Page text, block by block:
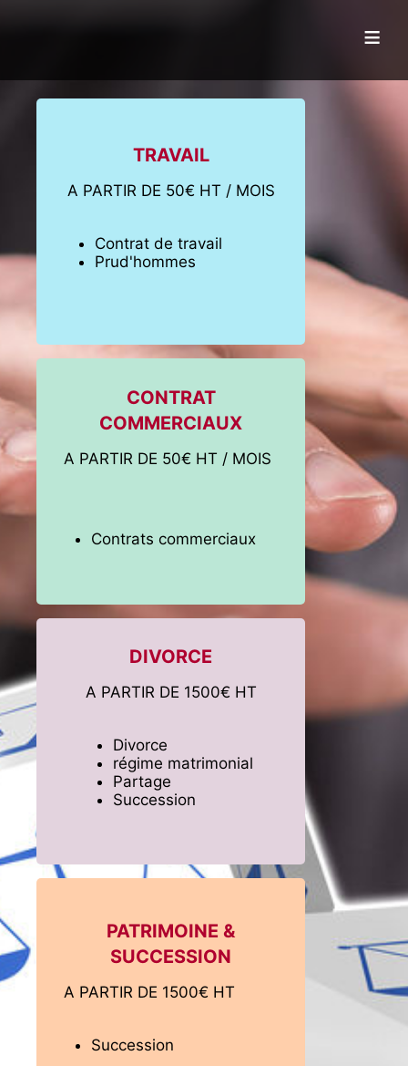
≡
TRAVAIL
A PARTIR DE 50€ HT / MOIS
Contrat de travail
Prud'hommes
CONTRAT
COMMERCIAUX
A PARTIR DE 50€ HT / MOIS
Contrats commerciaux
DIVORCE
A PARTIR DE 1500€ HT
Divorce
régime matrimonial
Partage
Succession
PATRIMOINE &
SUCCESSION
A PARTIR DE 1500€ HT
Succession